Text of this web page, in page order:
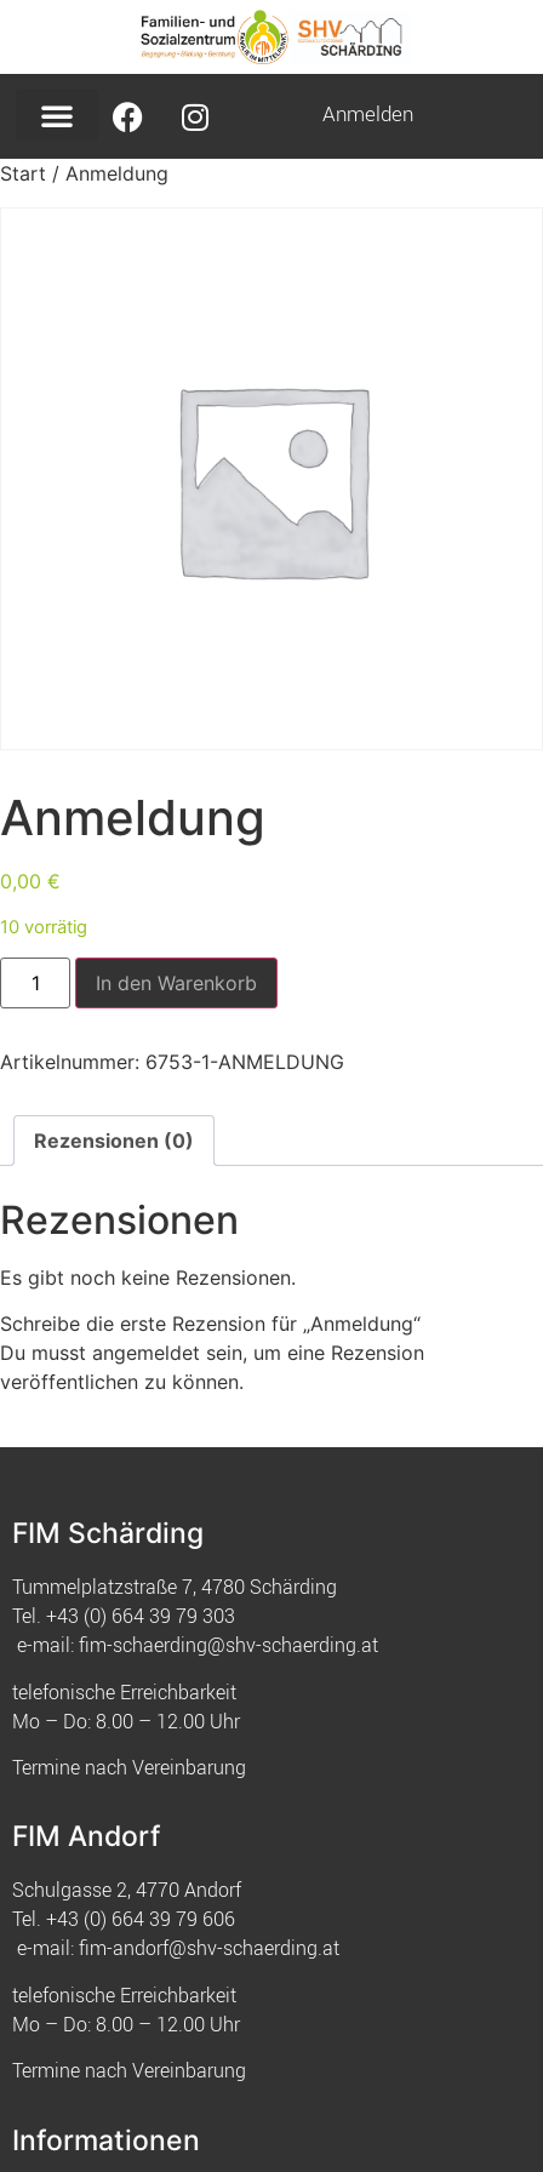
Anmelden
Start / Anmeldung
Anmeldung
0,00 €
10 vorrätig
In den Warenkorb
Artikelnummer: 6753-1-ANMELDUNG
Rezensionen (0)
Rezensionen
Es gibt noch keine Rezensionen.
Schreibe die erste Rezension für „Anmeldung“
Du musst angemeldet sein, um eine Rezension
veröffentlichen zu können.
FIM Schärding
Tummelplatzstraße 7, 4780 Schärding
Tel. +43 (0) 664 39 79 303
e-mail:fim-schaerding@shv-schaerding.at
telefonische Erreichbarkeit
Mo – Do: 8.00 – 12.00 Uhr
Termine nach Vereinbarung
FIM Andorf
Schulgasse 2, 4770 Andorf
Tel. +43 (0) 664 39 79 606
e-mail:fim-andorf@shv-schaerding.at
telefonische Erreichbarkeit
Mo – Do: 8.00 – 12.00 Uhr
Termine nach Vereinbarung
Informationen